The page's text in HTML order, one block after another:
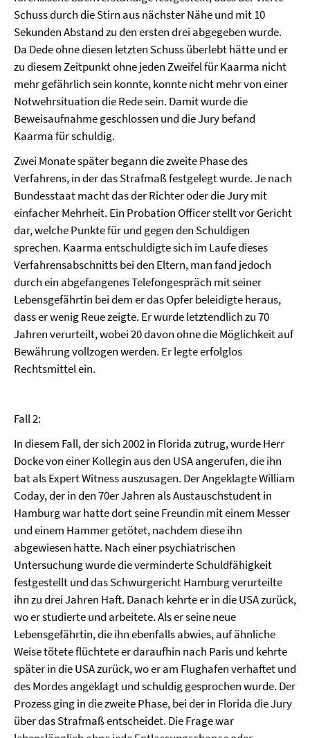
Schuss durch die Stirn aus nächster Nähe und mit 10
Sekunden Abstand zu den ersten drei abgegeben wurde.
Da Dede ohne diesen letzten Schuss überlebt hätte und er
zu diesem Zeitpunkt ohne jeden Zweifel für Kaarma nicht
mehr gefährlich sein konnte, konnte nicht mehr von einer
Notwehrsituation die Rede sein. Damit wurde die
Beweisaufnahme geschlossen und die Jury befand
Kaarma für schuldig.
Zwei Monate später begann die zweite Phase des
Verfahrens, in der das Strafmaß festgelegt wurde. Je nach
Bundesstaat macht das der Richter oder die Jury mit
einfacher Mehrheit. Ein Probation Officer stellt vor Gericht
dar, welche Punkte für und gegen den Schuldigen
sprechen. Kaarma entschuldigte sich im Laufe dieses
Verfahrensabschnitts bei den Eltern, man fand jedoch
durch ein abgefangenes Telefongespräch mit seiner
Lebensgefährtin bei dem er das Opfer beleidigte heraus,
dass er wenig Reue zeigte. Er wurde letztendlich zu 70
Jahren verurteilt, wobei 20 davon ohne die Möglichkeit auf
Bewährung vollzogen werden. Er legte erfolglos
Rechtsmittel ein.
Fall 2:
In diesem Fall, der sich 2002 in Florida zutrug, wurde Herr
Docke von einer Kollegin aus den USA angerufen, die ihn
bat als Expert Witness auszusagen. Der Angeklagte William
Coday, der in den 70er Jahren als Austauschstudent in
Hamburg war hatte dort seine Freundin mit einem Messer
und einem Hammer getötet, nachdem diese ihn
abgewiesen hatte. Nach einer psychiatrischen
Untersuchung wurde die verminderte Schuldfähigkeit
festgestellt und das Schwurgericht Hamburg verurteilte
ihn zu drei Jahren Haft. Danach kehrte er in die USA zurück,
wo er studierte und arbeitete. Als er seine neue
Lebensgefährtin, die ihn ebenfalls abwies, auf ähnliche
Weise tötete flüchtete er daraufhin nach Paris und kehrte
später in die USA zurück, wo er am Flughafen verhaftet und
des Mordes angeklagt und schuldig gesprochen wurde. Der
Prozess ging in die zweite Phase, bei der in Florida die Jury
über das Strafmaß entscheidet. Die Frage war